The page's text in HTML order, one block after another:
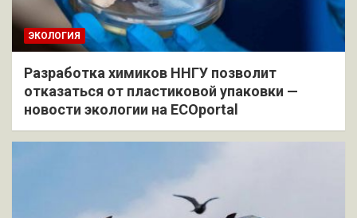
ЭКОЛОГИЯ
Разработка химиков ННГУ позволит
отказаться от пластиковой упаковки —
новости экологии на ECOportal